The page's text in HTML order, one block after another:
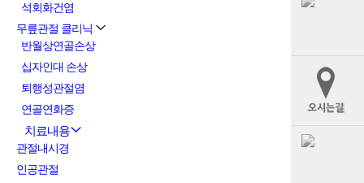
석회화건염
무릎관절 클리닉
반월상연골손상
십자인대 손상
퇴행성관절염
연골연화증
치료내용
관절내시경
인공관절